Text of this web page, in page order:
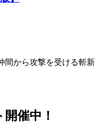
から攻撃を受ける斬新
催中！